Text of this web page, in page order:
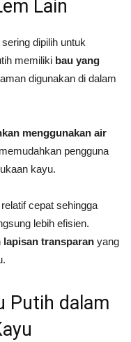
Lain
dipilih untuk
memiliki bau yang
digunakan di dalam
menggunakan air
pengguna
kayu.
cepat sehingga
lebih efisien.
lapisan transparan yang
Putih dalam